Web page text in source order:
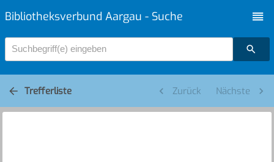
Bibliotheksverbund Aargau - Suche
Suchbegriff(e) eingeben
Trefferliste Zurück Nächste